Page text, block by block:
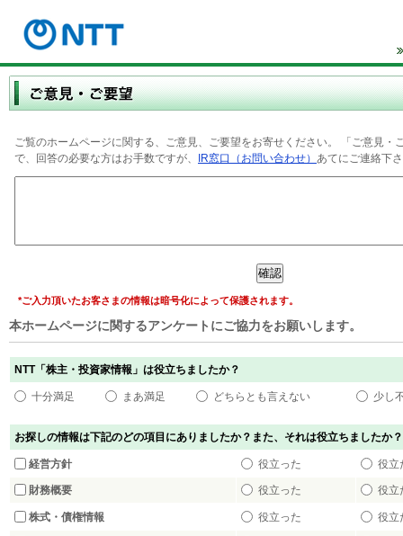
ご覧のホームページに関する、ご意見、ご要望をお寄せください。 「ご意見・
で、回答の必要な方はお手数ですが、
IR窓口（お問い合わせ） あてにご連絡下
*ご入力頂いたお客さまの情報は暗号化によって保護されます。
本ホームページに関するアンケートにご協力をお願いします。
NTT「株主・投資家情報」は役立ちましたか？
十分満足 まあ満足 どちらとも言えない 少し
お探しの情報は下記のどの項目にありましたか？また、それは役立ちましたか？
経営方針 役立った 役立
財務概要 役立った 役立
株式・債権情報 役立った 役立